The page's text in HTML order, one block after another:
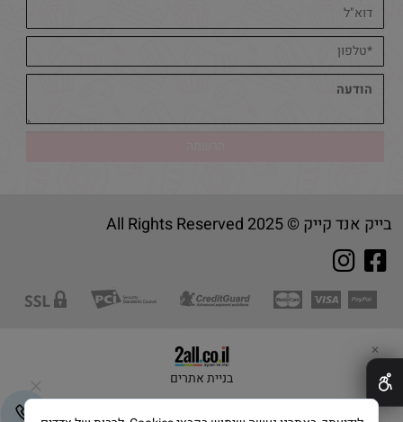
בייק אנד קייק © 2025 All Rights Reserved
בניית אתרים
✕